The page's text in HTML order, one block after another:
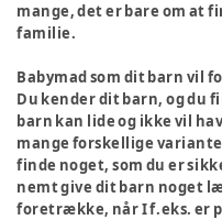
mange, det er bare om at
familie.
Babymad som dit barn vil
Du kender dit barn, og du
barn kan lide og ikke vil
mange forskellige
finde noget, som du er
nemt give dit barn noget
foretrække, når I f.eks. er